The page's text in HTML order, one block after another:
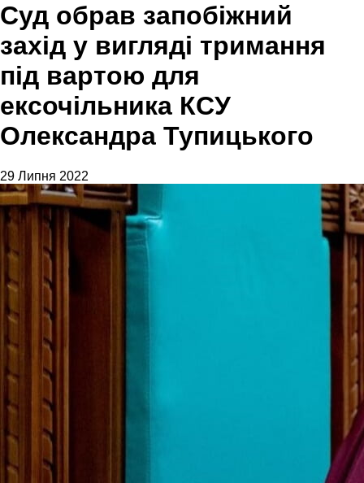
Суд обрав запобіжний
захід у вигляді тримання
під вартою для
ексочільника КСУ
Олександра Тупицького
29 Липня 2022